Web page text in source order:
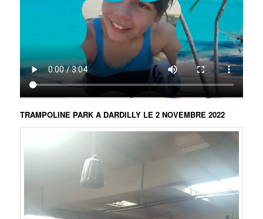
TRAMPOLINE PARK A DARDILLY LE 2 NOVEMBRE 2022